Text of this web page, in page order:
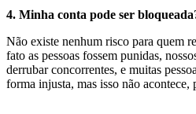
4. Minha conta pode ser
Não existe nenhum risco para quem
fato as pessoas fossem punidas,
derrubar concorrentes, e muitas
forma injusta, mas isso não acontece,